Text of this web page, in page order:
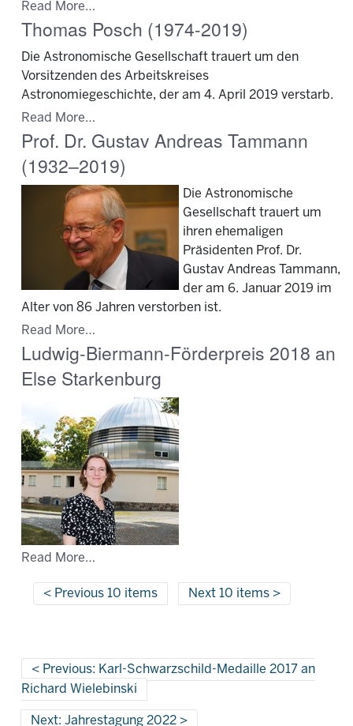
Read More…
Thomas Posch (1974-2019)
Die Astronomische Gesellschaft trauert um den
Vorsitzenden des Arbeitskreises
Astronomiegeschichte, der am 4. April 2019 verstarb.
Read More…
Prof. Dr. Gustav Andreas Tammann
(1932–2019)
Die Astronomische
Gesellschaft trauert um
ihren ehemaligen
Präsidenten Prof. Dr.
Gustav Andreas Tammann,
der am 6. Januar 2019 im
Alter von 86 Jahren verstorben ist.
Read More…
Ludwig-Biermann-Förderpreis 2018 an
Else Starkenburg
Read More…
Previous 10 items Next 10 items
Previous: Karl-Schwarzschild-Medaille 2017 an
Richard Wielebinski
Next: Jahrestagung 2022